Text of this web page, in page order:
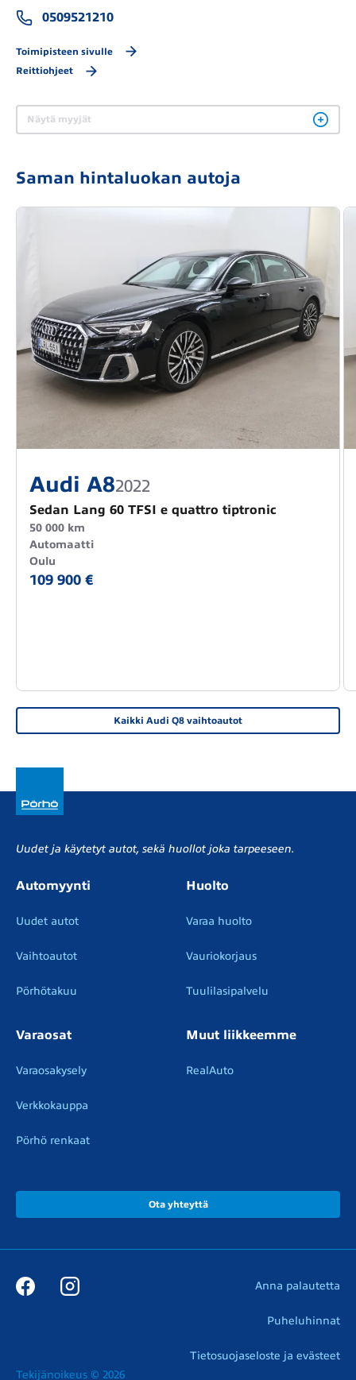
0509521210
Toimipisteen sivulle
Reittiohjeet
Näytä myyjät
Saman hintaluokan autoja
Audi A82022
Sedan Lang 60 TFSI e quattro tiptronic
50 000 km
Automaatti
Oulu
109 900 €
Kaikki Audi Q8 vaihtoautot
Uudet ja käytetyt autot, sekä huollot joka tarpeeseen.
Automyynti
Uudet autot
Vaihtoautot
Pörhötakuu
Huolto
Varaa huolto
Vauriokorjaus
Tuulilasipalvelu
Varaosat
Varaosakysely
Verkkokauppa
Pörhö renkaat
Muut liikkeemme
RealAuto
Ota yhteyttä
Tekijänoikeus © 2026
Anna palautetta
Puheluhinnat
Tietosuojaseloste ja evästeet